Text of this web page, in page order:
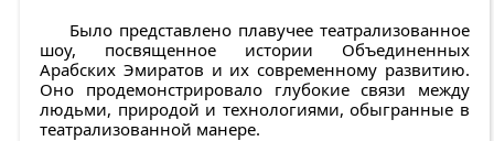
Было представлено плавучее театрализованное
шоу, посвященное истории Объединенных
Арабских Эмиратов и их современному развитию.
Оно продемонстрировало глубокие связи между
людьми, природой и технологиями, обыгранные в
театрализованной манере.